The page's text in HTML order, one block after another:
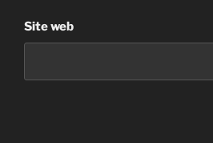
Site web